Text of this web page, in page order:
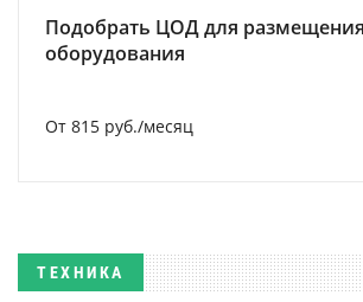
Подобрать ЦОД для
оборудования
От 815 руб./месяц
ТЕХНИКА